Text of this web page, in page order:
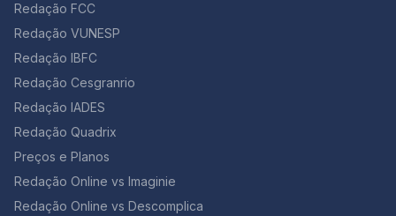
Redação FCC
Redação VUNESP
Redação IBFC
Redação Cesgranrio
Redação IADES
Redação Quadrix
Preços e Planos
Redação Online vs Imaginie
Redação Online vs Descomplica